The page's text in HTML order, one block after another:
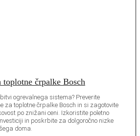
toplotne črpalke Bosch
ogrevalnega sistema? Preverite
za toplotne črpalke Bosch in si zagotovite
po znižani ceni. Izkoristite poletno
in poskrbite za dolgoročno nizke
doma.